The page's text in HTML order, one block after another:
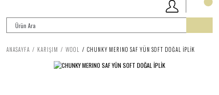
ANASAYFA KARIŞIM WOOL CHUNKY MERINO SAF YÜN SOFT DOĞAL İPLİK